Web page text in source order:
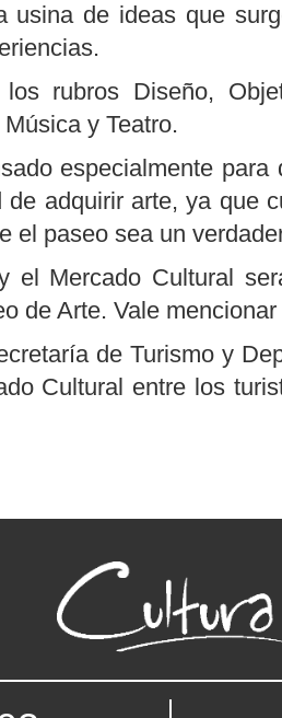
usina de ideas que
rubros Diseño,
y Teatro.
especialmente para
adquirir arte, ya que
el paseo sea un
Mercado Cultural
de Arte. Vale
de Turismo y
Cultural entre los